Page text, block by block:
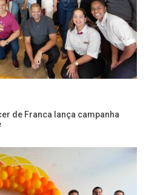
de Franca lança campanha